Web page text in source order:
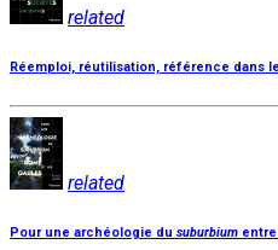
related
Réemploi, réutilisation, référence dans
related
Pour une archéologie du suburbium